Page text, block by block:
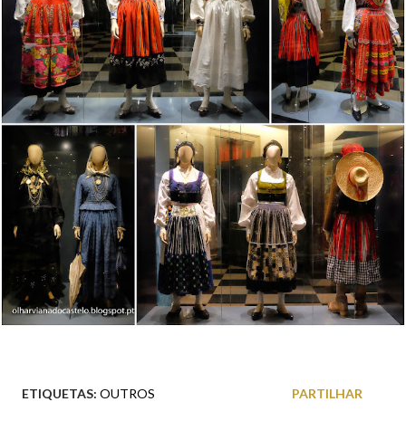
ETIQUETAS: OUTROS PARTILHAR